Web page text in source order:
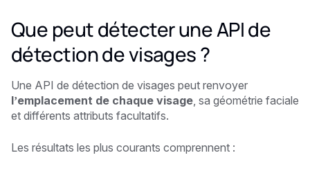
Que peut détecter une API de
détection de visages ?
Une API de détection de visages peut renvoyer
l’emplacement de chaque visage , sa géométrie faciale
et différents attributs facultatifs.
Les résultats les plus courants comprennent :